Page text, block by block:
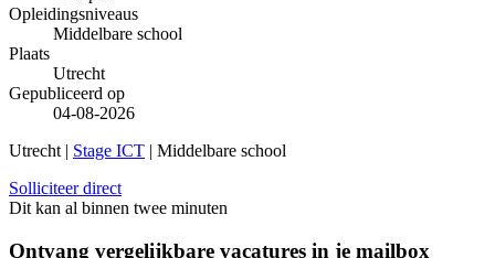
Opleidingsniveaus
Middelbare school
Plaats
Utrecht
Gepubliceerd op
04-08-2026
Utrecht | Stage ICT | Middelbare school
Solliciteer direct
Dit kan al binnen twee minuten
Ontvang vergelijkbare vacatures in je mailbox